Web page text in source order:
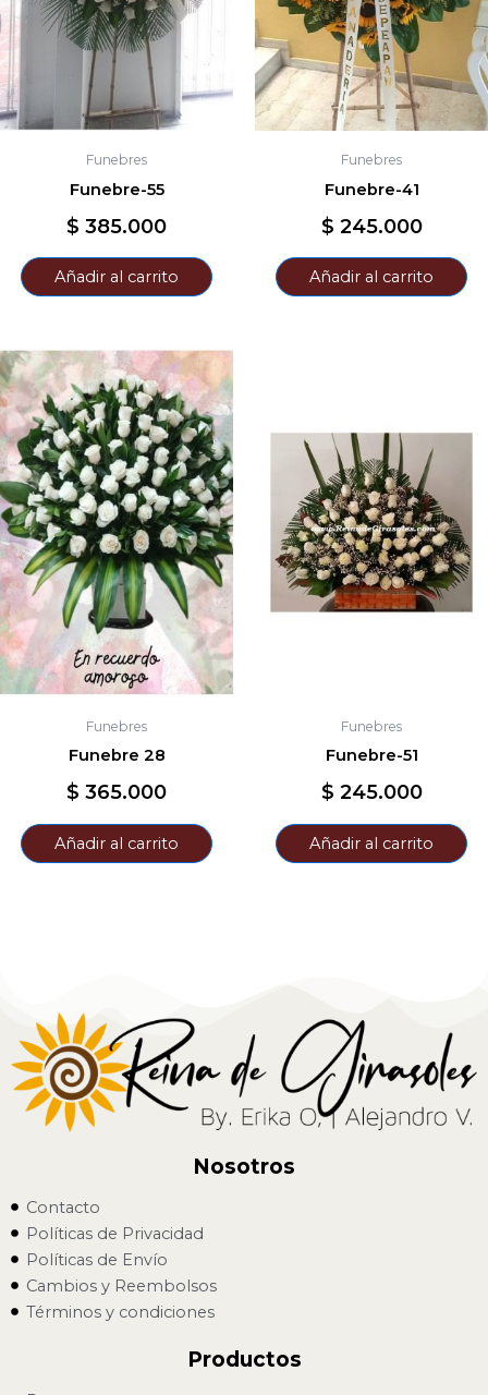
Funebres
Funebre-55
$ 385.000
Añadir al carrito
Funebres
Funebre-41
$ 245.000
Añadir al carrito
Funebres
Funebre 28
$ 365.000
Añadir al carrito
Funebres
Funebre-51
$ 245.000
Añadir al carrito
Nosotros
Contacto
Políticas de Privacidad
Políticas de Envío
Cambios y Reembolsos
Términos y condiciones
Productos